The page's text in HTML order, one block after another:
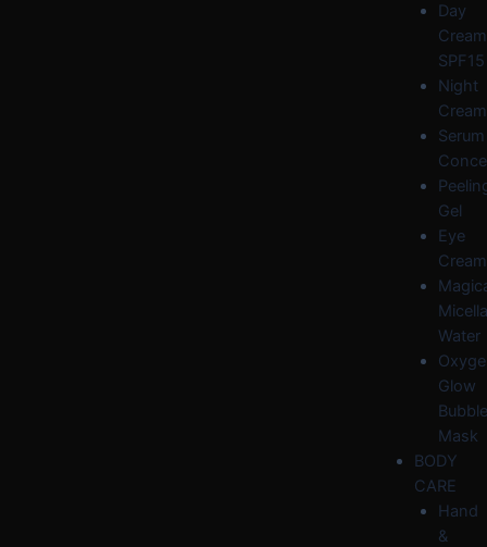
Day
Cream
SPF15
Night
Cream
Serum
Gel
Eye
Cream
Water
Glow
Bubble
Mask
BODY
CARE
Hand
&